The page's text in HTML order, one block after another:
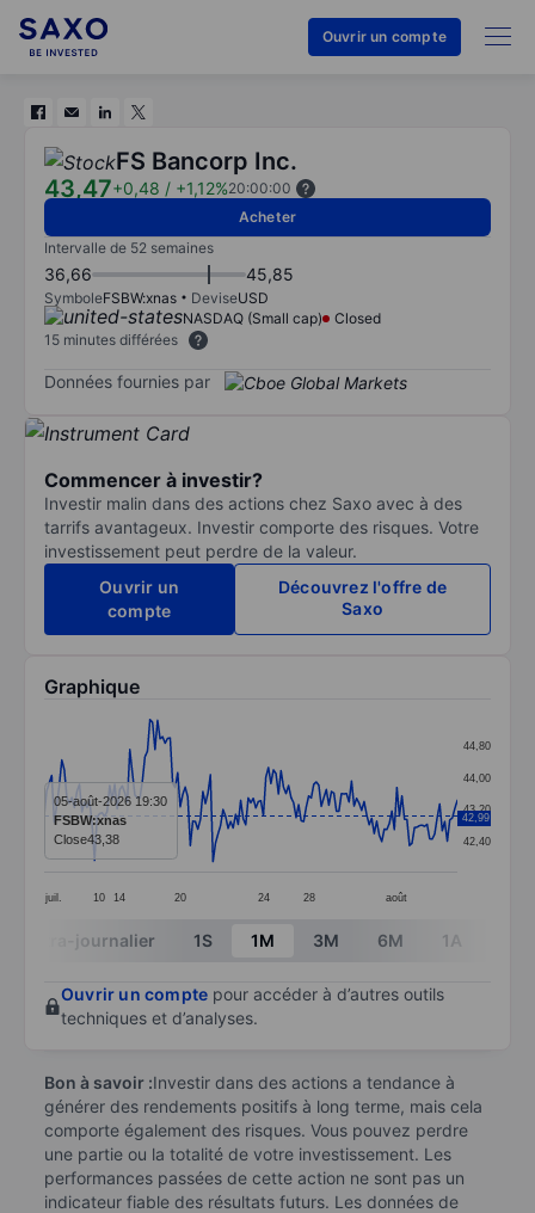
Ouvrir un compte
FS Bancorp Inc.
43,47+0,48 / +1,12%20:00:00
Acheter
Intervalle de 52 semaines
36,66 45,85
SymboleFSBW:xnas DeviseUSD
NASDAQ (Small cap)
Closed
15 minutes différées
Données fournies par
Commencer à investir?
Investir malin dans des actions chez Saxo avec à des
tarrifs avantageux. Investir comporte des risques. Votre
investissement peut perdre de la valeur.
Ouvrir un
compte
Découvrez l'offre de
Saxo
Graphique
Line chart with 165 data points.
The chart has 1 X axis displaying categories.
The chart has 1 Y axis displaying values. Data
juil. 10 14 20 24 28 août
42,40
43,20
44,00
44,80
42,99
05-août-2026 19:30
FSBW:xnas
Close43,38
End of interactive chart.
Intra-journalier 1S 1M 3M 6M 1A
Ouvrir un compte pour accéder à d’autres outils
techniques et d’analyses.
Bon à savoir :Investir dans des actions a tendance à
générer des rendements positifs à long terme, mais cela
comporte également des risques. Vous pouvez perdre
une partie ou la totalité de votre investissement. Les
performances passées de cette action ne sont pas un
indicateur fiable des résultats futurs. Les données de